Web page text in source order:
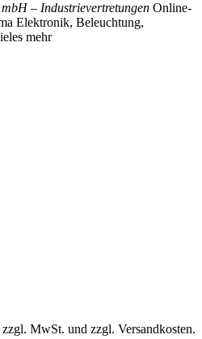
– Industrievertretungen Online-
Elektronik, Beleuchtung,
mehr
MwSt. und zzgl. Versandkosten.